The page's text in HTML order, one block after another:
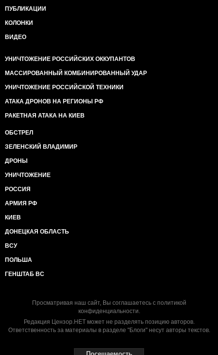
ПУБЛИКАЦИИ
КОЛОНКИ
ВИДЕО
УНИЧТОЖЕНИЕ РОССИЙСКИХ ОККУПАНТОВ
МАССИРОВАННЫЙ КОМБИНИРОВАННЫЙ УДАР
УНИЧТОЖЕНИЕ РОССИЙСКОЙ ТЕХНИКИ
АТАКА ДРОНОВ НА РЕГИОНЫ РФ
РАКЕТНАЯ АТАКА НА КИЕВ
ОБСТРЕЛ
ЗЕЛЕНСКИЙ ВЛАДИМИР
ДРОНЫ
УНИЧТОЖЕНИЕ
РОССИЯ
АРМИЯ РФ
КИЕВ
ДОНЕЦКАЯ ОБЛАСТЬ
ВСУ
ПОЛЬША
ГЕНШТАБ ВС
Просматривая наш сайт, Вы соглашаетесь с политикой
конфиденциальности.
Редакция Цензор.НЕТ может не разделять позицию авторов.
Ответственность за материалы в разделе "Блоги" несут авторы текстов.